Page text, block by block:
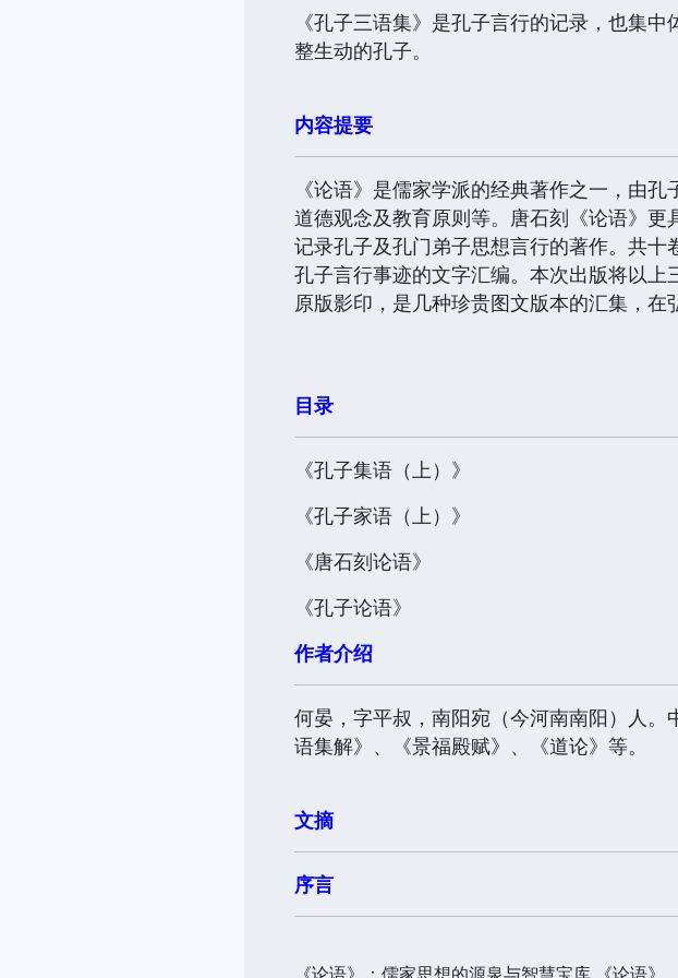
《孔子三语集》是孔子言行的记录，也集
整生动的孔子。
内容提要
《论语》是儒家学派的经典著作之一，由
道德观念及教育原则等。唐石刻《论语》
记录孔子及孔门弟子思想言行的著作。共
孔子言行事迹的文字汇编。本次出版将以
原版影印，是几种珍贵图文版本的汇集，在
目录
《孔子集语（上）》
《孔子家语（上）》
《唐石刻论语》
《孔子论语》
作者介绍
何晏，字平叔，南阳宛（今河南南阳）人
语集解》、《景福殿赋》、《道论》等。
文摘
序言